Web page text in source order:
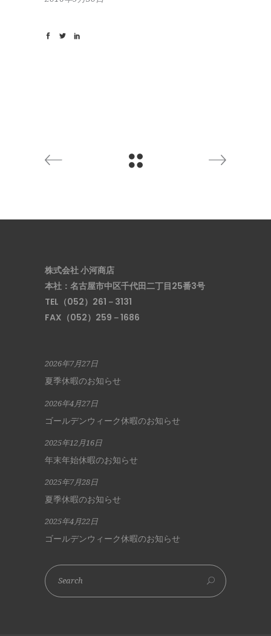
株式会社 小河商店
本社：名古屋市中区千代田二丁目25番3号
TEL（052）261－3131
FAX（052）259－1686
2026年7月27日
夏季休暇のお知らせ
2026年4月27日
ゴールデンウィーク休暇のお知らせ
2025年12月16日
年末年始休暇のお知らせ
2025年7月28日
夏季休暇のお知らせ
2025年4月22日
ゴールデンウィーク休暇のお知らせ